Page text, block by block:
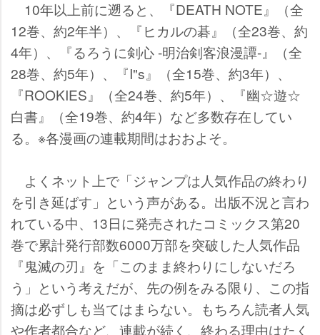
10年以上前に遡ると、『DEATH NOTE』（全
12巻、約2年半）、『ヒカルの碁』（全23巻、約
4年）、『るろうに剣心 -明治剣客浪漫譚-』（全
28巻、約5年）、『I"s』（全15巻、約3年）、
『ROOKIES』（全24巻、約5年）、『幽☆遊☆
白書』（全19巻、約4年）など多数存在してい
る。※各漫画の連載期間はおおよそ。
よくネット上で「ジャンプは人気作品の終わり
を引き延ばす」という声がある。出版不況と言わ
れている中、13日に発売されたコミックス第20
巻で累計発行部数6000万部を突破した人気作品
『鬼滅の刃』を「このまま終わりにしないだろ
う」という考えだが、先の例をみる限り、この指
摘は必ずしも当てはまらない。もちろん読者人気
作者都合など、連載が続く、終わる理由はたく